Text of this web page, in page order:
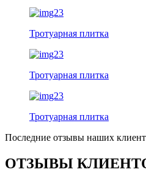
Тротуарная плитка
Тротуарная плитка
Тротуарная плитка
Последние отзывы наших
ОТЗЫВЫ